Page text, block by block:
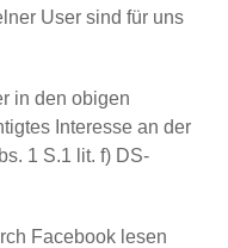
User sind für uns
in den obigen
Interesse an der
1 S.1 lit. f) DS-
Facebook lesen